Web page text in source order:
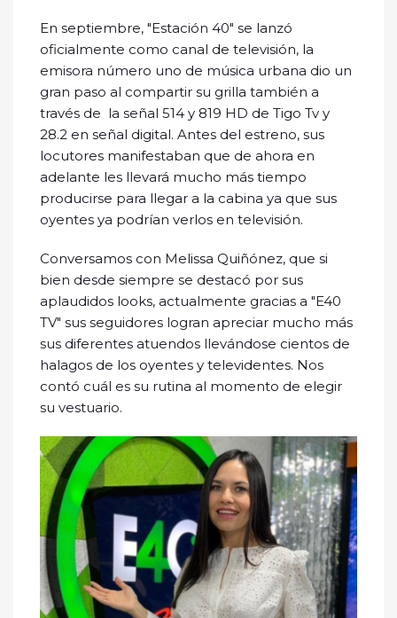
En septiembre, "Estación 40" se lanzó
oficialmente como canal de televisión, la
emisora número uno de música urbana dio un
gran paso al compartir su grilla también a
través de la señal 514 y 819 HD de Tigo Tv y
28.2 en señal digital. Antes del estreno, sus
locutores manifestaban que de ahora en
adelante les llevará mucho más tiempo
producirse para llegar a la cabina ya que sus
oyentes ya podrían verlos en televisión.
Conversamos con Melissa Quiñónez, que si
bien desde siempre se destacó por sus
aplaudidos looks, actualmente gracias a "E40
TV" sus seguidores logran apreciar mucho más
sus diferentes atuendos llevándose cientos de
halagos de los oyentes y televidentes. Nos
contó cuál es su rutina al momento de elegir
su vestuario.